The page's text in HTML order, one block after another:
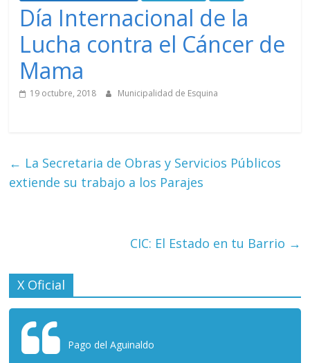
Día Internacional de la
Lucha contra el Cáncer de
Mama
19 octubre, 2018 Municipalidad de Esquina
← La Secretaria de Obras y Servicios Públicos
extiende su trabajo a los Parajes
CIC: El Estado en tu Barrio →
X Oficial
Pago del Aguinaldo